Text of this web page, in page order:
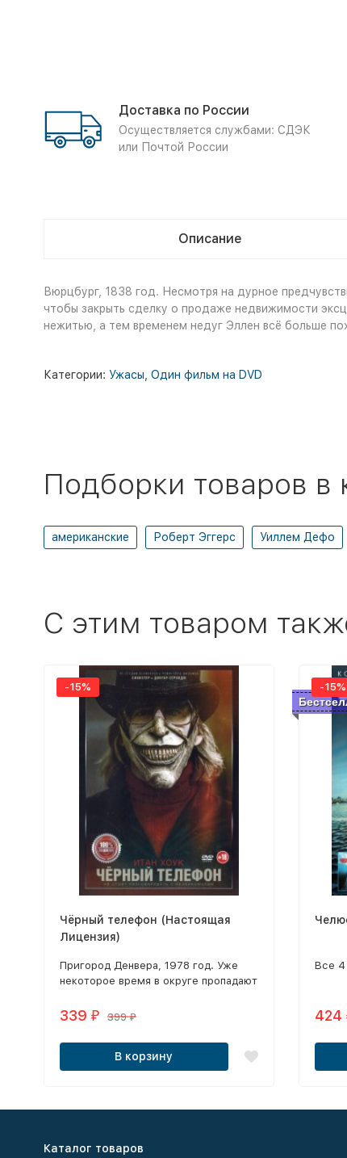
Доставка по России
Осуществляется службами: СДЭК
или Почтой России
Описание
Вюрцбург, 1838 год. Несмотря на дурное
чтобы закрыть сделку о продаже недвижимости
нежитью, а тем временем недуг Эллен всё больше
Категории: Ужасы Один фильм на DVD
Подборки товаров в
американские Роберт Эггерс Уиллем Дефо
C этим товаром
-15%
Чёрный телефон (Настоящая
Лицензия)
Пригород Денвера, 1978 год. Уже
некоторое время в округе пропадают
больше обеспокоен тем, чтобы не
хулиганами и не разозлить
вспыльчивого отца.
339 ₽ 399₽
В корзину
-15%
Все 4
424
Каталог товаров